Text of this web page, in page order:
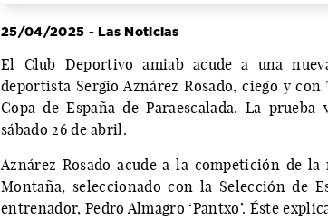
25/04/2025 - Las Noticias
El Club Deportivo amiab acude a una
deportista Sergio Aznárez Rosado, ciego y
Copa de España de Paraescalada. La
sábado 26 de abril.
Aznárez Rosado acude a la competición de
Montaña, seleccionado con la Selección de
entrenador, Pedro Almagro ‘Pantxo’. Éste